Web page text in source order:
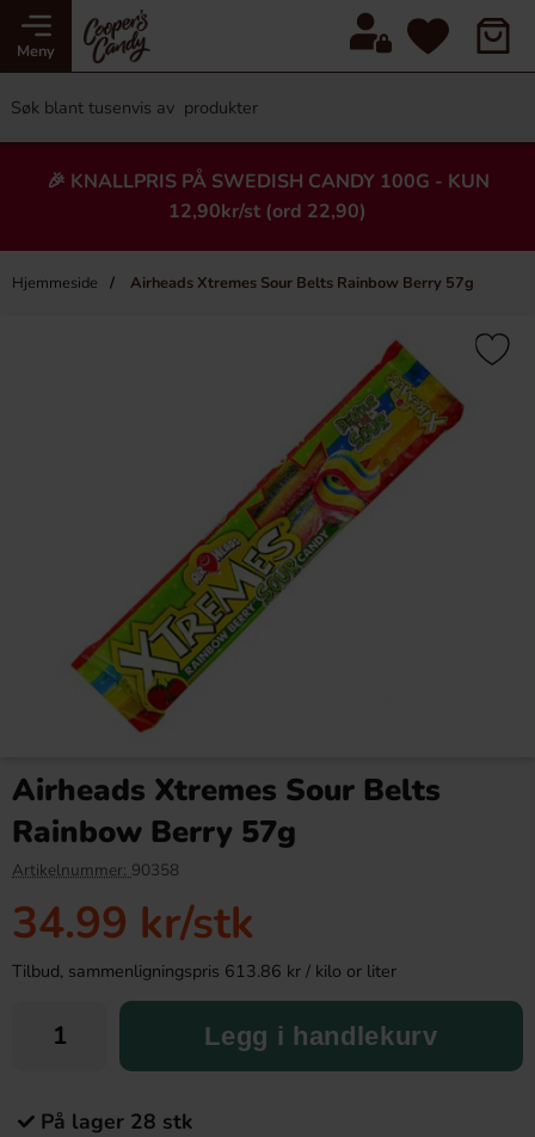
Meny
🎉 KNALLPRIS PÅ SWEDISH CANDY 100G - KUN
12,90kr/st (ord 22,90)
Hjemmeside Airheads Xtremes Sour Belts Rainbow Berry 57g
×
Köp
Airheads Xtremes Sour Belts
Rainbow Berry 57g
Artikelnummer: 90358
34.99 kr/stk
Tilbud, sammenligningspris 613.86 kr / kilo or liter
Legg i handlekurv
På lager 28 stk